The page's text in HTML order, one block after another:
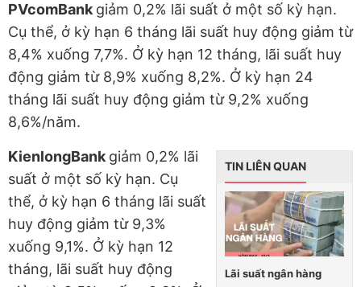
PVcomBankgiảm 0,2% lãi suất ở một số kỳ hạn.
Cụ thể, ở kỳ hạn 6 tháng lãi suất huy động giảm từ
8,4% xuống 7,7%. Ở kỳ hạn 12 tháng, lãi suất huy
động giảm từ 8,9% xuống 8,2%. Ở kỳ hạn 24
tháng lãi suất huy động giảm từ 9,2% xuống
8,6%/năm.
TIN LIÊN QUAN
Lãi suất ngân hàng
KienlongBankgiảm 0,2% lãi
suất ở một số kỳ hạn. Cụ
thể, ở kỳ hạn 6 tháng lãi suất
huy động giảm từ 9,3%
xuống 9,1%. Ở kỳ hạn 12
tháng, lãi suất huy động